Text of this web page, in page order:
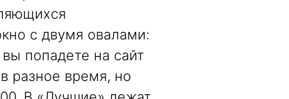
с двумя овалами:
попадете на сайт
разное время, но